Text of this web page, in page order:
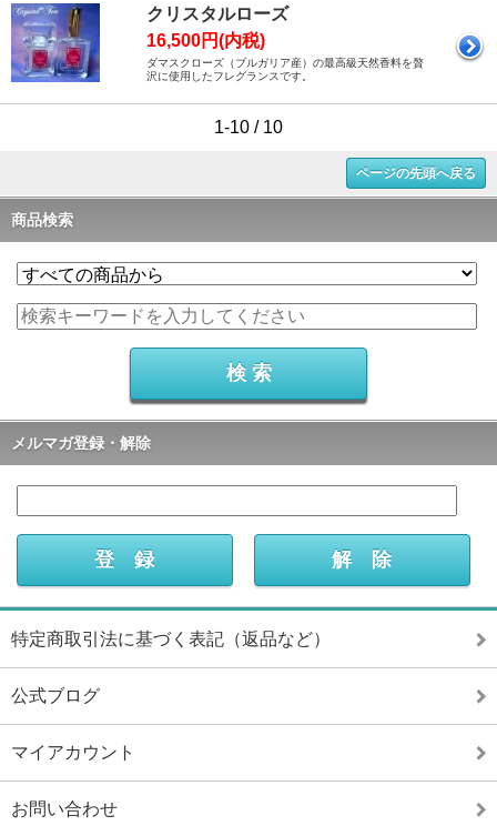
クリスタルローズ
16,500円(内税)
ダマスクローズ（ブルガリア産）の最高級天然香料を贅
沢に使用したフレグランスです。
1-10 / 10
ページの先頭へ戻る
商品検索
メルマガ登録・解除
特定商取引法に基づく表記（返品など）
公式ブログ
マイアカウント
お問い合わせ